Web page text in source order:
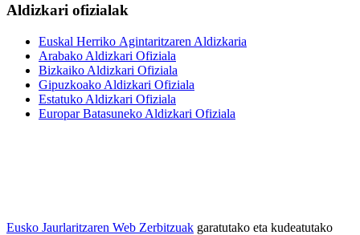
Aldizkari ofizialak
Euskal Herriko Agintaritzaren Aldizkaria
Arabako Aldizkari Ofiziala
Bizkaiko Aldizkari Ofiziala
Gipuzkoako Aldizkari Ofiziala
Estatuko Aldizkari Ofiziala
Europar Batasuneko Aldizkari Ofiziala
Eusko Jaurlaritzaren Web Zerbitzuak garatutako eta kudeatutako